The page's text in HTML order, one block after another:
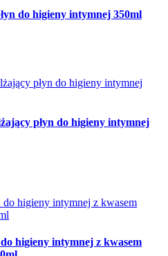
do higieny intymnej 350ml
płyn do higieny intymnej
higieny intymnej z kwasem